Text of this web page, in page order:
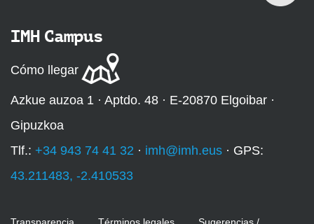
IMH Campus
Cómo llegar
Azkue auzoa 1 · Aptdo. 48 · E-20870 Elgoibar ·
Gipuzkoa
Tlf.: +34 943 74 41 32 · imh@imh.eus · GPS:
43.211483, -2.410533